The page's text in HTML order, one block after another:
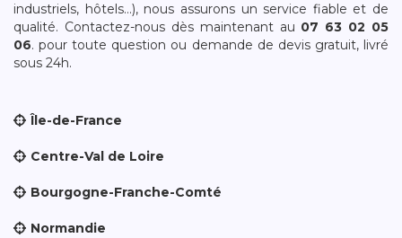
industriels, hôtels…), nous assurons un service fiable et de
qualité. Contactez-nous dès maintenant au 07 63 02 05
06. pour toute question ou demande de devis gratuit, livré
sous 24h.
Île-de-France
Centre-Val de Loire
Bourgogne-Franche-Comté
Normandie